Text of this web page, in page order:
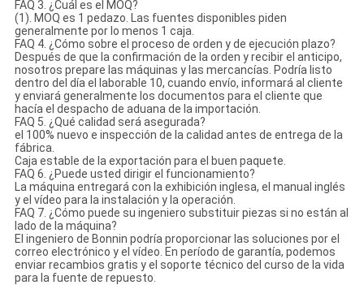
FAQ 3. ¿Cuál es el MOQ?
(1). MOQ es 1 pedazo. Las fuentes disponibles piden
generalmente por lo menos 1 caja.
FAQ 4. ¿Cómo sobre el proceso de orden y de ejecución plazo?
Después de que la confirmación de la orden y recibir el anticipo,
nosotros prepare las máquinas y las mercancías. Podría listo
dentro del día el laborable 10, cuando envío, informará al cliente
y enviará generalmente los documentos para el cliente que
hacía el despacho de aduana de la importación.
FAQ 5. ¿Qué calidad será asegurada?
el 100% nuevo e inspección de la calidad antes de entrega de la
fábrica.
Caja estable de la exportación para el buen paquete.
FAQ 6. ¿Puede usted dirigir el funcionamiento?
La máquina entregará con la exhibición inglesa, el manual inglés
y el vídeo para la instalación y la operación.
FAQ 7. ¿Cómo puede su ingeniero substituir piezas si no están al
lado de la máquina?
El ingeniero de Bonnin podría proporcionar las soluciones por el
correo electrónico y el vídeo. En período de garantía, podemos
enviar recambios gratis y el soporte técnico del curso de la vida
para la fuente de repuesto.